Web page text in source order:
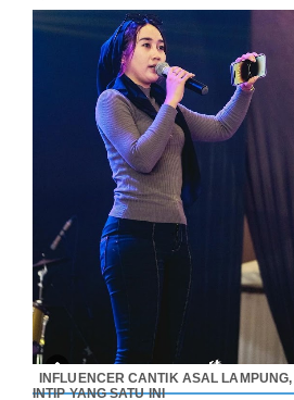
INFLUENCER CANTIK ASAL
INTIP YANG SATU INI